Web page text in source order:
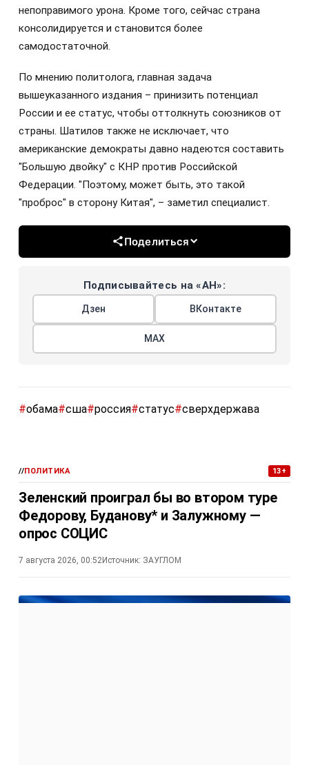
непоправимого урона. Кроме того, сейчас страна
консолидируется и становится более
самодостаточной.
По мнению политолога, главная задача
вышеуказанного издания – принизить потенциал
России и ее статус, чтобы оттолкнуть союзников от
страны. Шатилов также не исключает, что
американские демократы давно надеются составить
"Большую двойку" с КНР против Российской
Федерации. "Поэтому, может быть, это такой
"проброс" в сторону Китая", – заметил специалист.
Поделиться
Подписывайтесь на «АН»:
Дзен ВКонтакте
МАХ
#обама#сша#россия#статус#сверхдержава
//ПОЛИТИКА 13+
Зеленский проиграл бы во втором туре
Федорову, Буданову* и Залужному —
опрос СОЦИС
7 августа 2026, 00:52Источник: ЗАУГЛОМ